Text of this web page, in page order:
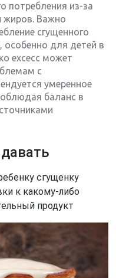
потребления из-за
жиров. Важно
сгущенного
для детей в
exсесс может
с
умеренное
баланс в
сгущенку
к какому-либо
продукт